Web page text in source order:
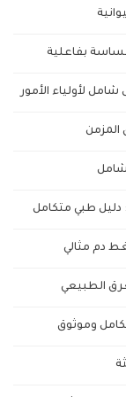
بفاعلية
لأولياء الأمور
المزمن
شامل
دليل طبي متكامل
دم مثالي
الطبيعي
وموثوق